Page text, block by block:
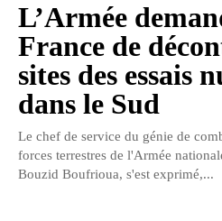
L’Armée
France de
sites des essais
dans le Sud
Le chef de service du génie de
forces terrestres de l'Armée
Bouzid Boufrioua, s'est exprimé,...